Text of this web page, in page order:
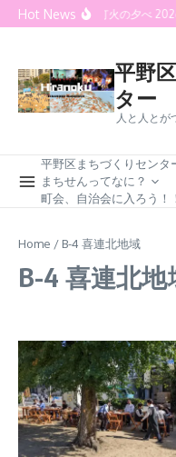
Skip to content
Hot News 喜連灯火の夕べ
平野
ター
人と人とが
平野区まちづくりセンタ
まちせんってなに？
町会、自治会に入ろう！！
Home / B-4 喜連北地域
B-4 喜連北地